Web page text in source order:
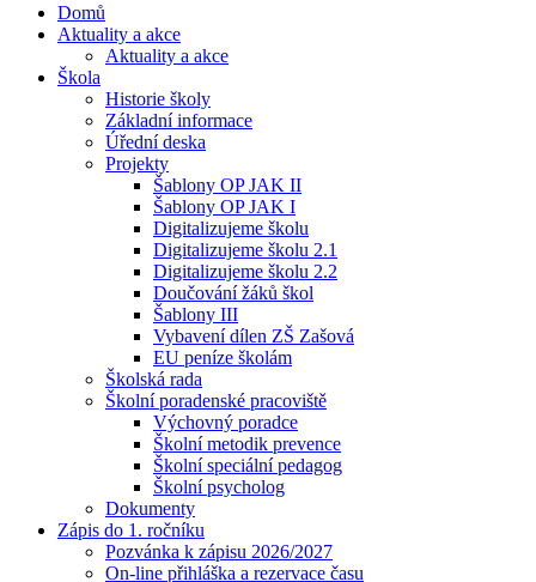
Domů
Aktuality a akce
Aktuality a akce
Škola
Historie školy
Základní informace
Úřední deska
Projekty
Šablony OP JAK II
Šablony OP JAK I
Digitalizujeme školu
Digitalizujeme školu 2.1
Digitalizujeme školu 2.2
Doučování žáků škol
Šablony III
Vybavení dílen ZŠ Zašová
EU peníze školám
Školská rada
Školní poradenské pracoviště
Výchovný poradce
Školní metodik prevence
Školní speciální pedagog
Školní psycholog
Dokumenty
Zápis do 1. ročníku
Pozvánka k zápisu 2026/2027
On-line přihláška a rezervace času